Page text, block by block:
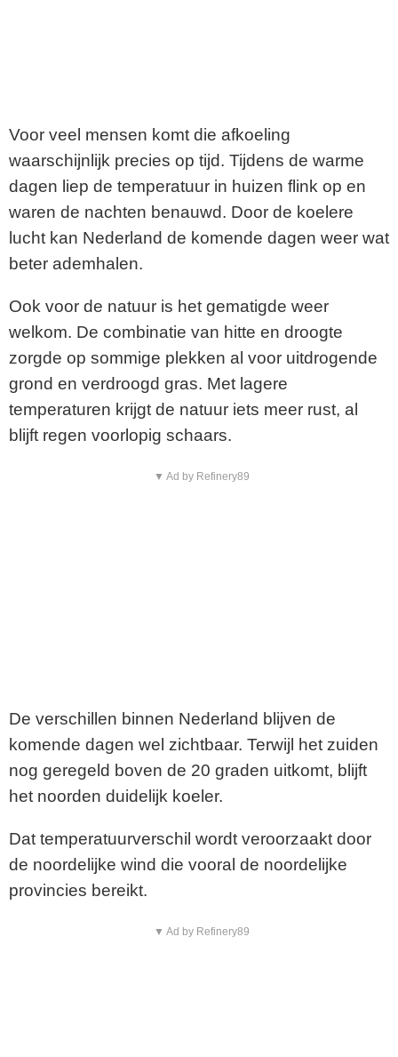
Voor veel mensen komt die afkoeling
waarschijnlijk precies op tijd. Tijdens de warme
dagen liep de temperatuur in huizen flink op en
waren de nachten benauwd. Door de koelere
lucht kan Nederland de komende dagen weer wat
beter ademhalen.
Ook voor de natuur is het gematigde weer
welkom. De combinatie van hitte en droogte
zorgde op sommige plekken al voor uitdrogende
grond en verdroogd gras. Met lagere
temperaturen krijgt de natuur iets meer rust, al
blijft regen voorlopig schaars.
▼ Ad by Refinery89
De verschillen binnen Nederland blijven de
komende dagen wel zichtbaar. Terwijl het zuiden
nog geregeld boven de 20 graden uitkomt, blijft
het noorden duidelijk koeler.
Dat temperatuurverschil wordt veroorzaakt door
de noordelijke wind die vooral de noordelijke
provincies bereikt.
▼ Ad by Refinery89